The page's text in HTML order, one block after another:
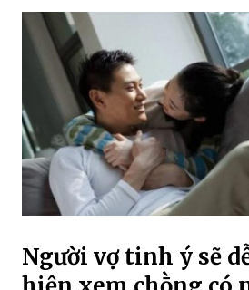
Người vợ tinh ý sẽ